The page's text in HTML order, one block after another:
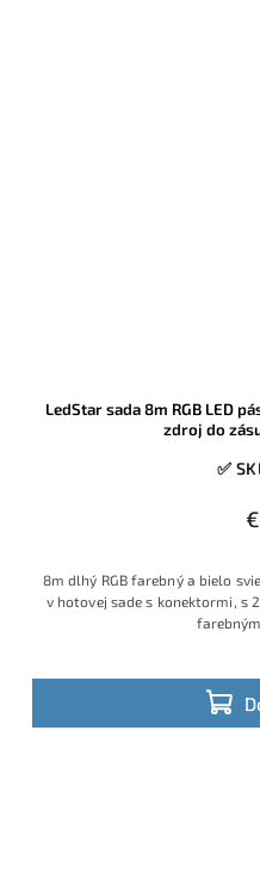
LedStar sada 8m RGB LED
zdroj do
✅
8m dlhý RGB farebný a bielo
v hotovej sade s konektormi, s